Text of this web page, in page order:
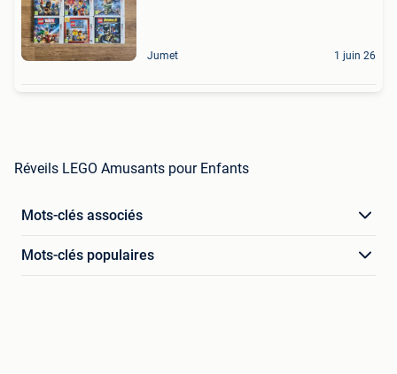
Jumet 1 juin 26
Réveils LEGO Amusants pour Enfants
Mots-clés associés
Mots-clés populaires